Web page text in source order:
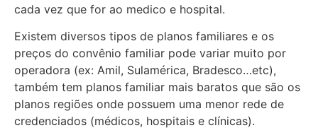
cada vez que for ao medico e hospital.
Existem diversos tipos de planos familiares e os
preços do convênio familiar pode variar muito por
operadora (ex: Amil, Sulamérica, Bradesco…etc),
também tem planos familiar mais baratos que são os
planos regiões onde possuem uma menor rede de
credenciados (médicos, hospitais e clínicas).